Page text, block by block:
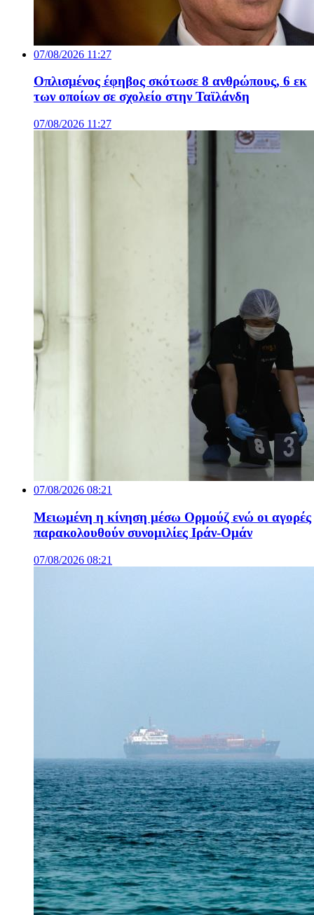
07/08/2026 11:27
Οπλισμένος έφηβος σκότωσε 8 ανθρώπους, 6 εκ
των οποίων σε σχολείο στην Ταϊλάνδη
07/08/2026 11:27
07/08/2026 08:21
Μειωμένη η κίνηση μέσω Ορμούζ ενώ οι αγορές
παρακολουθούν συνομιλίες Ιράν-Ομάν
07/08/2026 08:21